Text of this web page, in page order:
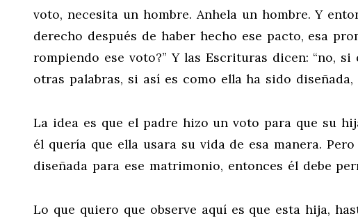
voto, necesita un hombre. Anhela un hombre. Y
derecho después de haber hecho ese pacto, esa
rompiendo ese voto?” Y las Escrituras dicen: “no,
otras palabras, si así es como ella ha sido
La idea es que el padre hizo un voto para que su
él quería que ella usara su vida de esa manera.
diseñada para ese matrimonio, entonces él debe
Lo que quiero que observe aquí es que esta hija,